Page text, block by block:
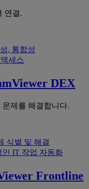
연결.
, 통합성
세스
DEX
제를 해결합니다.
식별 및 해결
인 IT 작업 자동화
Frontline